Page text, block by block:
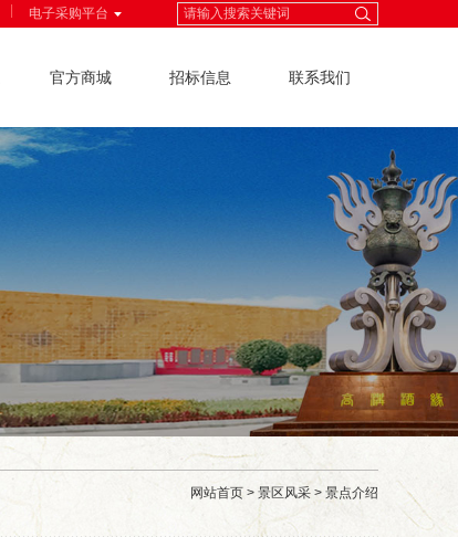
电子采购平台
官方商城 招标信息 联系我们
网站首页 > 景区风采 > 景点介绍